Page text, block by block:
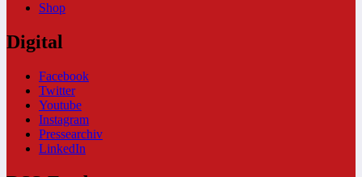
Shop
Digital
Facebook
Twitter
Youtube
Instagram
Pressearchiv
LinkedIn